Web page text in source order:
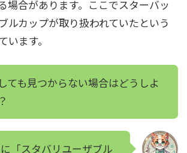
場合があります。ここでスターバッ
ルカップが取り扱われていたという
います。
ても見つからない場合はどうしよ
「スタバリユーザブル